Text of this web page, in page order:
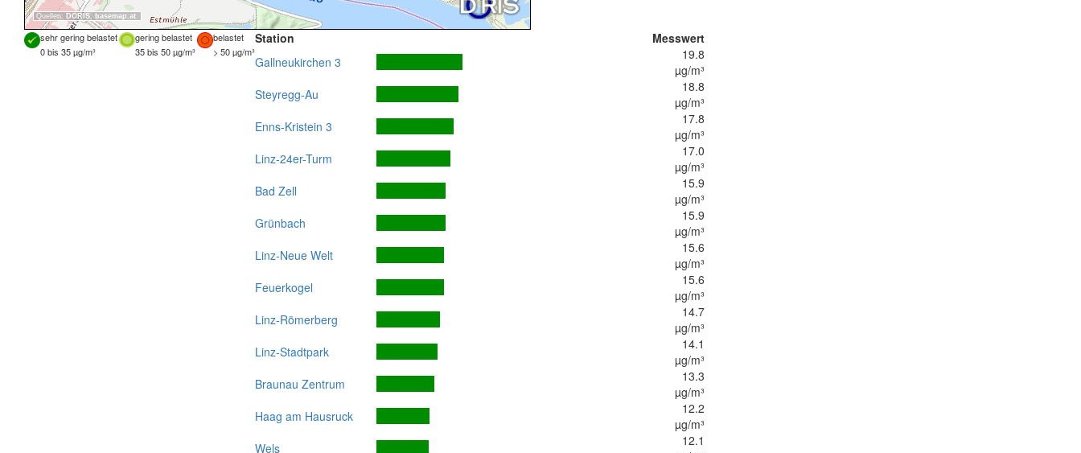
Quellen: DORIS, basemap.at
sehr gering belastet gering belastet
belastet
0 bis 35 µg/m³
35 bis 50 µg/m³ > 50 µg/m³
Station
Messwert
Gallneukirchen 3
19.8
µg/m³
Steyregg-Au
18.8
µg/m³
Enns-Kristein 3
17.8
µg/m³
Linz-24er-Turm
17.0
µg/m³
Bad Zell
15.9
µg/m³
Grünbach
15.9
µg/m³
Linz-Neue Welt
15.6
µg/m³
Feuerkogel
15.6
µg/m³
Linz-Römerberg
14.7
µg/m³
Linz-Stadtpark
14.1
µg/m³
Braunau Zentrum
13.3
µg/m³
Haag am Hausruck
12.2
µg/m³
Wels
12.1